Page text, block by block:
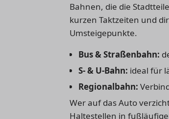
Bahnen, die die
kurzen Taktzeiten und
Umsteigepunkte.
Bus & Straßenbahn:
S- & U-Bahn: ideal für
Regionalbahn:
Wer auf das Auto
Haltestellen in